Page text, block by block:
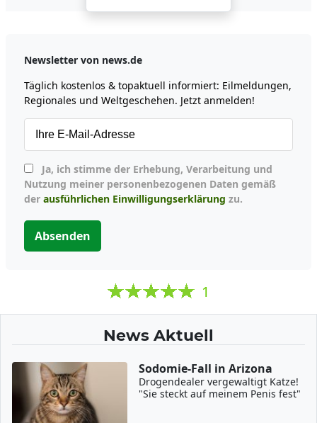
Newsletter von news.de
Täglich kostenlos & topaktuell informiert: Eilmeldungen,
Regionales und Weltgeschehen. Jetzt anmelden!
Nutzung meiner personenbezogenen Daten gemäß
der ausführlichen Einwilligungserklärung zu.
Absenden
1
News Aktuell
Sodomie-Fall in Arizona
Drogendealer vergewaltigt Katze!
"Sie steckt auf meinem Penis fest"